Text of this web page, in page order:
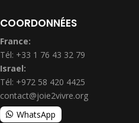
COORDONNÉES
France:
Tél: +33 1 76 43 32 79
Israel:
Tél: +972 58 420 4425
contact@joie2vivre.org
WhatsApp